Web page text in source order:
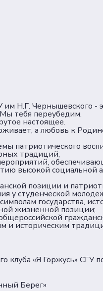
Н.Г. Чернышевского -
тебя переубедим.
настоящее.
а любовь к
патриотического
традиций;
высокой
позиции и
у студенческой
государства,
жизненной позиции;
и историческим
клуба «Я Горжусь» СГУ
Берег»